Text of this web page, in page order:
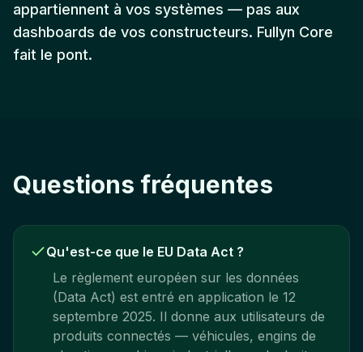
appartiennent à vos systèmes — pas aux
dashboards de vos constructeurs. Fullyn Core
fait le pont.
Questions fréquentes
Qu'est-ce que le EU Data Act ?
Le règlement européen sur les données
(Data Act) est entré en application le 12
septembre 2025. Il donne aux utilisateurs de
produits connectés — véhicules, engins de